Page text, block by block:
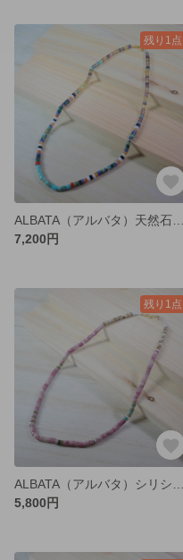
残り1点
7,200円
残り1点
5,800円